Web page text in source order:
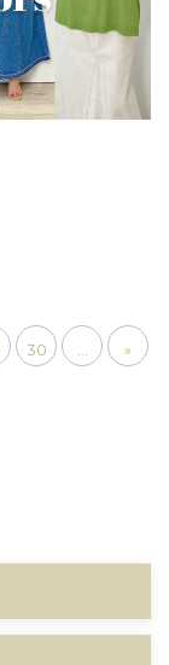
30 »